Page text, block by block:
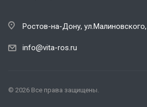
Ростов-на-Дону,
info@vita-ros.ru
© 2026 Все права защищены.